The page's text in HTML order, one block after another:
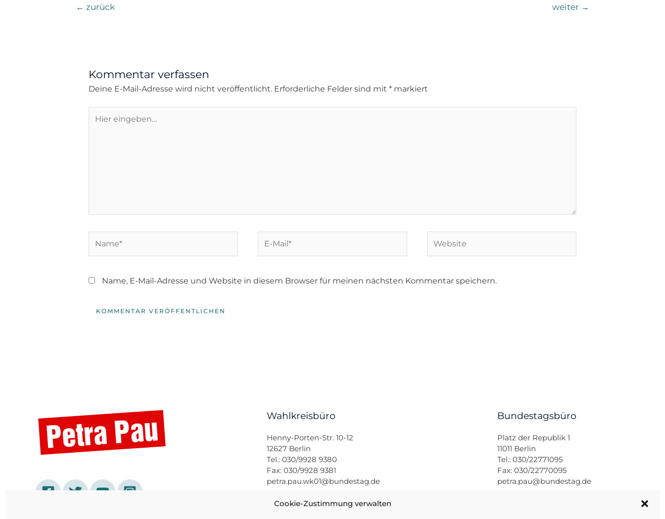
Cookie-Zustimmung verwalten
← zurück weiter →
Kommentar verfassen
Deine E-Mail-Adresse wird nicht veröffentlicht. Erforderliche Felder sind mit *markiert
Name, E-Mail-Adresse und Website in diesem Browser für meinen nächsten Kommentar speichern.
Wahlkreisbüro
Henny-Porten-Str. 10-12
12627 Berlin
Tel.: 030/9928 9380
Fax: 030/9928 9381
petra.pau.wk01@bundestag.de
Bundestagsbüro
Platz der Republik 1
11011 Berlin
Tel.: 030/22771095
Fax: 030/22770095
petra.pau@bundestag.de